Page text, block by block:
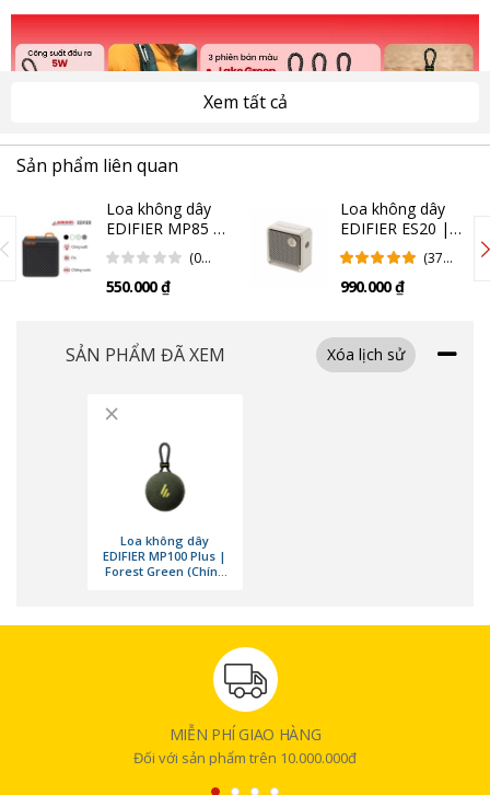
Loa không dây EDIFIER MP100 Plus sở hữu thiết kế hình
lượng nhẹ khoảng 185g. Với kích thước nhỏ gọn này,
người dùng có thể dễ dàng mang theo loa bên mình
trong các chuyến du lịch, dã ngoại hay thậm chí là trong
các hoạt động thể thao ngoài trời.​
Xem tất cả
Sản phẩm liên quan
Loa không dây
EDIFIER MP85 |
Black (Chính
hãng)
(0
550.000 ₫
Loa không dây
EDIFIER ES20 |
Ivory (Chính
hãng)
(37
990.000 ₫
SẢN PHẨM ĐÃ XEM Xóa lịch sử
×
Loa không dây
EDIFIER MP100 Plus |
Forest Green (Chính
MIỄN PHÍ GIAO HÀNG
Đối với sản phẩm trên 10.000.000đ